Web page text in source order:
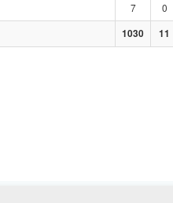
7 0
1030 11